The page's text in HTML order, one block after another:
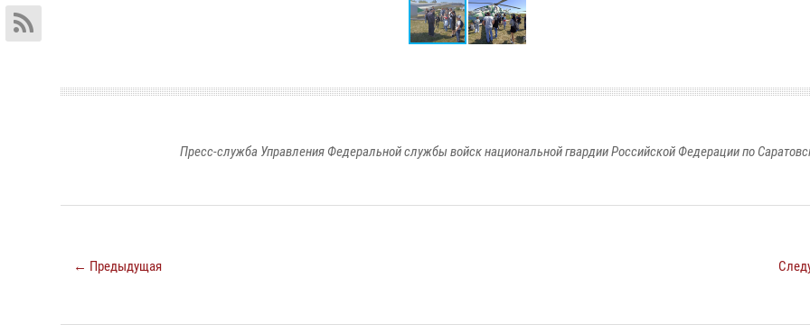
Пресс-служба Управления Федеральной службы войск национальной гвардии Российской Федерации по
← Предыдущая